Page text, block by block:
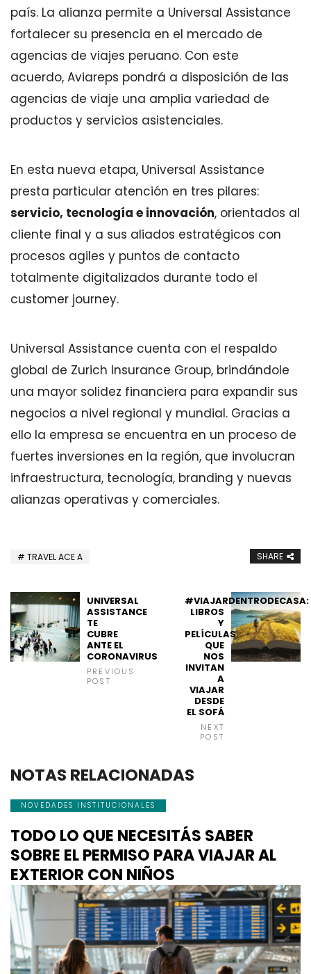
país. La alianza permite a Universal Assistance
fortalecer su presencia en el mercado de
agencias de viajes peruano. Con este
acuerdo, Aviareps pondrá a disposición de las
agencias de viaje una amplia variedad de
productos y servicios asistenciales.
En esta nueva etapa, Universal Assistance
presta particular atención en tres pilares:
servicio, tecnología e innovación, orientados al
cliente final y a sus aliados estratégicos con
procesos agiles y puntos de contacto
totalmente digitalizados durante todo el
customer journey.
Universal Assistance cuenta con el respaldo
global de Zurich Insurance Group, brindándole
una mayor solidez financiera para expandir sus
negocios a nivel regional y mundial. Gracias a
ello la empresa se encuentra en un proceso de
fuertes inversiones en la región, que involucran
infraestructura, tecnología, branding y nuevas
alianzas operativas y comerciales.
TRAVEL ACE A SHARE
UNIVERSAL
ASSISTANCE
TE
CUBRE
ANTE EL
CORONAVIRUS
PREVIOUS
POST
#VIAJARDENTRODECASA:
LIBROS
Y
PELÍCULAS
QUE
NOS
INVITAN
A
VIAJAR
DESDE
EL SOFÁ
NEXT
POST
NOTAS RELACIONADAS
NOVEDADES INSTITUCIONALES
TODO LO QUE NECESITÁS SABER
SOBRE EL PERMISO PARA VIAJAR AL
EXTERIOR CON NIÑOS